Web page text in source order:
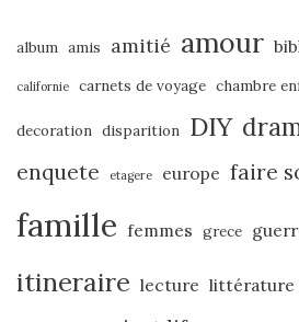
album amis amitié amour
californie carnets de voyage chambre
decoration disparition DIY
enquete etagere europe faire
famille femmes grece
itineraire lecture littérature